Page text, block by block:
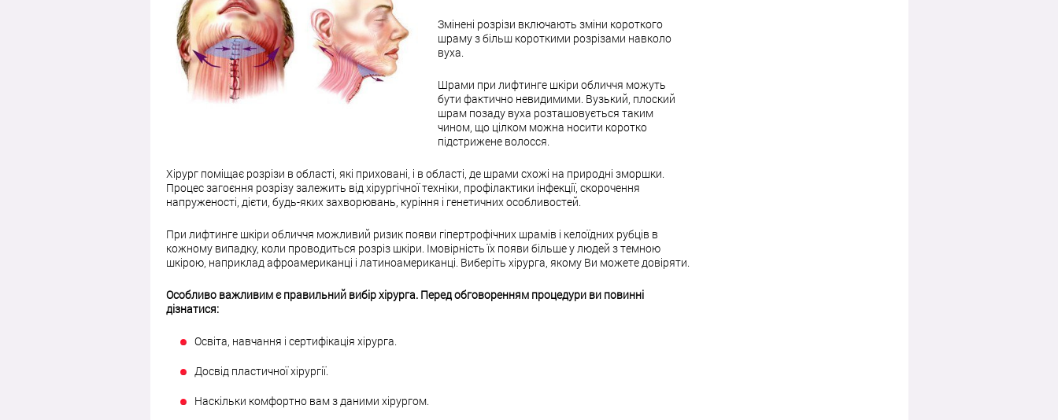
Змінені розрізи включають зміни короткого
шраму з більш короткими розрізами навколо
вуха.
Шрами при лифтинге шкіри обличчя можуть
бути фактично невидимими. Вузький, плоский
шрам позаду вуха розташовується таким
чином, що цілком можна носити коротко
підстрижене волосся.
Хірург поміщає розрізи в області, які приховані, і в області, де шрами схожі на природні зморшки.
Процес загоєння розрізу залежить від хірургічної техніки, профілактики інфекції, скорочення
напруженості, дієти, будь-яких захворювань, куріння і генетичних особливостей.
При лифтинге шкіри обличчя можливий ризик появи гіпертрофічних шрамів і келоїдних рубців в
кожному випадку, коли проводиться розріз шкіри. Імовірність їх появи більше у людей з темною
шкірою, наприклад афроамериканці і латиноамериканці. Виберіть хірурга, якому Ви можете довіряти.
Особливо важливим є правильний вибір хірурга. Перед обговоренням процедури ви повинні
дізнатися:
Освіта, навчання і сертифікація хірурга.
Досвід пластичної хірургії.
Наскільки комфортно вам з даними хірургом.